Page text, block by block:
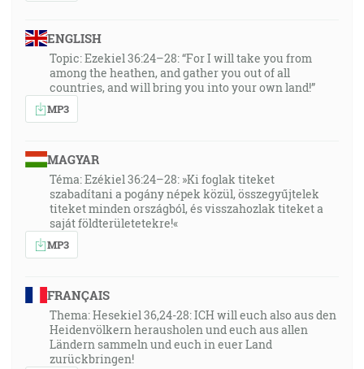
ENGLISH
Topic: Ezekiel 36:24–28: “For I will take you from
among the heathen, and gather you out of all
countries, and will bring you into your own land!”
MP3
MAGYAR
Téma: Ezékiel 36:24–28: »Ki foglak titeket
szabadítani a pogány népek közül, összegyűjtelek
titeket minden országból, és visszahozlak titeket a
saját földterületetekre!«
MP3
FRANÇAIS
Thema: Hesekiel 36,24-28: ICH will euch also aus den
Heidenvölkern herausholen und euch aus allen
Ländern sammeln und euch in euer Land
zurückbringen!